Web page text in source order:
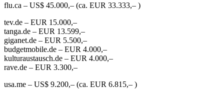
flu.ca – US$ 45.000,– (ca. EUR 33.333,– )
tev.de – EUR 15.000,–
tanga.de – EUR 13.599,–
giganet.de – EUR 5.500,–
budgetmobile.de – EUR 4.000,–
kulturaustausch.de – EUR 4.000,–
rave.de – EUR 3.300,–
usa.me – US$ 9.200,– (ca. EUR 6.815,– )